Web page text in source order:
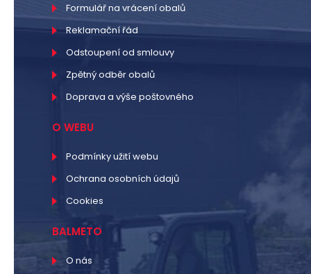
Formulář na vrácení obalů
Reklamační řád
Odstoupení od smlouvy
Zpětný odběr obalů
Doprava a výše poštovného
O WEBU
Podmínky užití webu
Ochrana osobních údajů
Cookies
BALMETO
O nás